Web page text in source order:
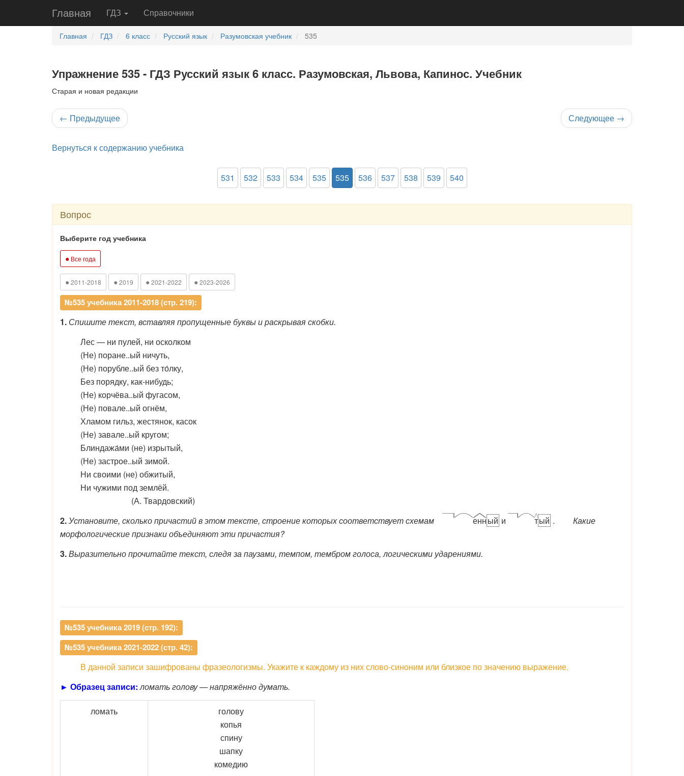
Главная ГДЗ Справочники
Главная ГДЗ 6 класс Русский язык Разумовская учебник 535
Упражнение 535 - ГДЗ Русский язык 6 класс. Разумовская, Львова, Капинос. Учебник
Старая и новая редакции
← Предыдущее Следующее →
Вернуться к содержанию учебника
531 532 533 534 535 535 536 537 538 539 540
Вопрос
Выберите год учебника
● Все года
● 2011-2018 ● 2019 ● 2021-2022 ● 2023-2026
№535 учебника 2011-2018 (стр. 219):
1. Спишите текст, вставляя пропущенные буквы и раскрывая скобки.
Лес — ни пулей, ни осколком
(Не) поране..ый ничуть,
(Не) порубле..ый без то́лку,
Без порядку, как-нибудь;
(Не) корчёва..ый фугасом,
(Не) повале..ый огнём,
Хламом гильз, жестянок, касок
(Не) завале..ый кругом;
Блиндажа́ми (не) изрытый,
(Не) застрое..ый зимой.
Ни своими (не) обжитый,
Ни чужими под землёй.
(А. Твардовский)
2.Установите, сколько причастий в этом тексте, строение которых соответствует схемам енный и тый . Какие
морфологические признаки объединяют эти причастия?
3.Выразительно прочитайте текст, следя за паузами, темпом, тембром голоса, логическими ударениями.
№535 учебника 2019 (стр. 192):
№535 учебника 2021-2022 (стр. 42):
В данной записи зашифрованы фразеологизмы. Укажите к каждому из них слово-синоним или близкое по значению выражение.
► Образец записи: ломать голову — напряжённо думать.
ломать
голову
копья
спину
шапку
комедию